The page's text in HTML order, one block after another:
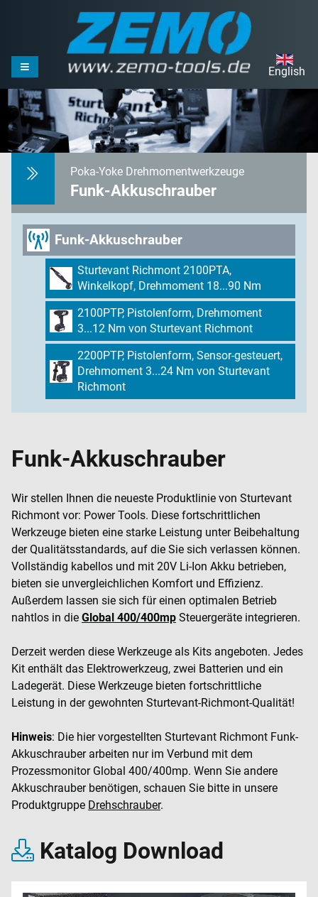
English
Poka-Yoke Drehmomentwerkzeuge
Funk-Akkuschrauber
Funk-Akkuschrauber
Sturtevant Richmont 2100PTA,
Winkelkopf, Drehmoment 18...90 Nm
2100PTP, Pistolenform, Drehmoment
3...12 Nm von Sturtevant Richmont
2200PTP, Pistolenform, Sensor-gesteuert,
Drehmoment 3...24 Nm von Sturtevant
Richmont
Katalog Download
Funk-Akkuschrauber
Wir stellen Ihnen die neueste Produktlinie von Sturtevant
Richmont vor: Power Tools. Diese fortschrittlichen
Werkzeuge bieten eine starke Leistung unter Beibehaltung
der Qualitätsstandards, auf die Sie sich verlassen können.
Vollständig kabellos und mit 20V Li-Ion Akku betrieben,
bieten sie unvergleichlichen Komfort und Effizienz.
Außerdem lassen sie sich für einen optimalen Betrieb
nahtlos in die Global 400/400mp Steuergeräte integrieren.
Derzeit werden diese Werkzeuge als Kits angeboten. Jedes
Kit enthält das Elektrowerkzeug, zwei Batterien und ein
Ladegerät. Diese Werkzeuge bieten fortschrittliche
Leistung in der gewohnten Sturtevant-Richmont-Qualität!
Hinweis: Die hier vorgestellten Sturtevant Richmont Funk-
Akkuschrauber arbeiten nur im Verbund mit dem
Prozessmonitor Global 400/400mp. Wenn Sie andere
Akkuschrauber benötigen, schauen Sie bitte in unsere
Produktgruppe Drehschrauber.